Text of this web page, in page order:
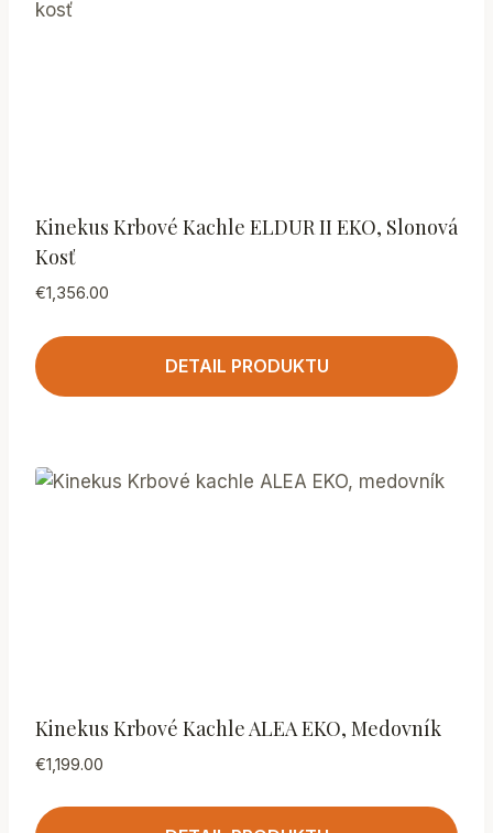
Kinekus Krbové Kachle ELDUR II EKO, Slonová
Kosť
€1,356.00
DETAIL PRODUKTU
Kinekus Krbové Kachle ALEA EKO, Medovník
€1,199.00